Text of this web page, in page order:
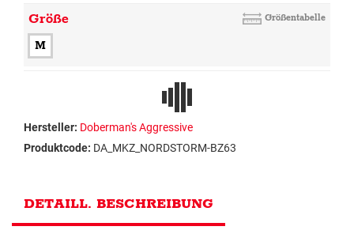
Größe Größentabelle
M
Hersteller: Doberman's Aggressive
Produktcode: DA_MKZ_NORDSTORM-BZ63
DETAILL. BESCHREIBUNG